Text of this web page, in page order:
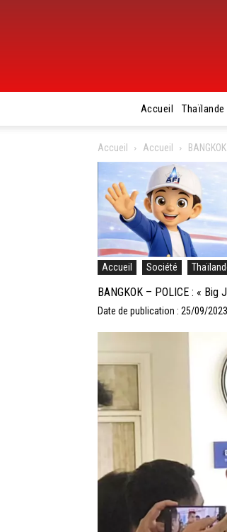
Accueil Thaïlande
Accueil Accueil
Accueil Société
BANGKOK – POLICE : «
Date de publication : 25/09/2023